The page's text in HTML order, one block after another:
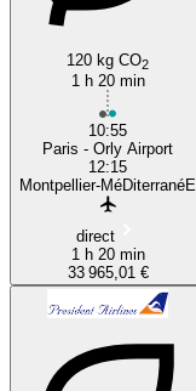
120 kg CO2
1 h 20 min
10:55
Paris - Orly Airport
12:15
Montpellier-MéDiterranéE
direct
1 h 20 min
33 965,01 €